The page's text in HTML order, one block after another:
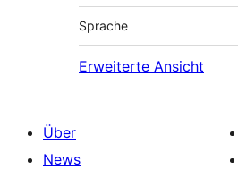
Sprache
Erweiterte Ansicht
Über
News